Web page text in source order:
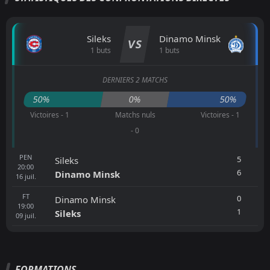
Sileks
1 buts VS Dinamo Minsk
1 buts
DERNIERS 2 MATCHS
50% 0% 50%
Victoires - 1
Matchs nuls
- 0
Victoires - 1
PEN
20:00
16 juil.
Sileks
Dinamo Minsk
5
6
FT
19:00
09 juil.
Dinamo Minsk
Sileks
0
1